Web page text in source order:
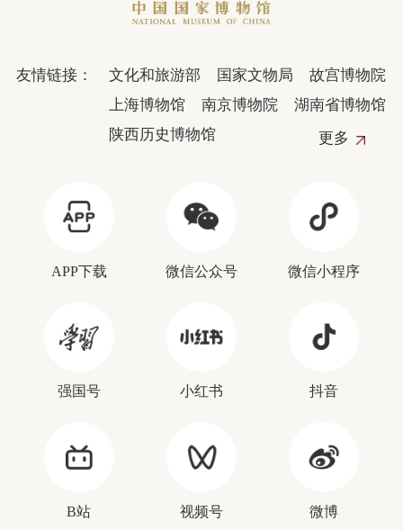
友情链接： 文化和旅游部 国家文物局
故宫博物院
上海博物馆
南京博物院
湖南省博物馆
陕西历史博物馆
更多
APP下载 微信公众号 微信小程序
强国号 小红书 抖音
B站 视频号 微博